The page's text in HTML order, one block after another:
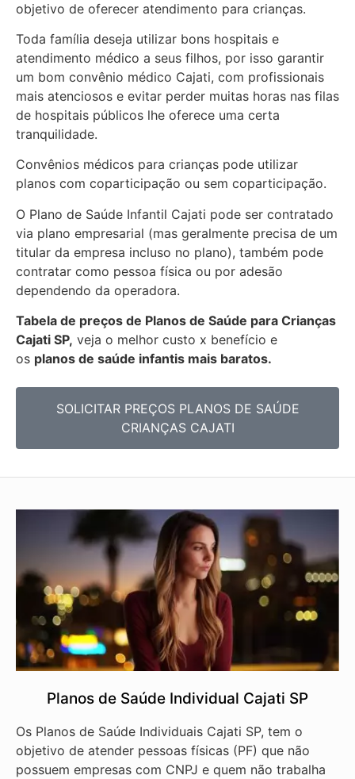
objetivo de oferecer atendimento para crianças.
Toda família deseja utilizar bons hospitais e
atendimento médico a seus filhos, por isso garantir
um bom convênio médico Cajati, com profissionais
mais atenciosos e evitar perder muitas horas nas filas
de hospitais públicos lhe oferece uma certa
tranquilidade.
Convênios médicos para crianças pode utilizar
planos com coparticipação ou sem coparticipação.
O Plano de Saúde Infantil Cajati pode ser contratado
via plano empresarial (mas geralmente precisa de um
titular da empresa incluso no plano), também pode
contratar como pessoa física ou por adesão
dependendo da operadora.
Tabela de preços de Planos de Saúde para Crianças
Cajati SP, veja o melhor custo x benefício e
os planos de saúde infantis mais baratos.
SOLICITAR PREÇOS PLANOS DE SAÚDE
CRIANÇAS CAJATI
Planos de Saúde Individual Cajati SP
Os Planos de Saúde Individuais Cajati SP, tem o
objetivo de atender pessoas físicas (PF) que não
possuem empresas com CNPJ e quem não trabalha